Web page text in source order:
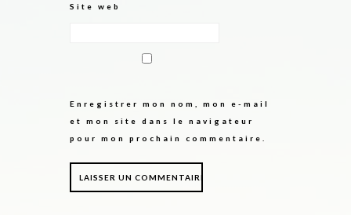
Site web
Enregistrer mon nom, mon e-mail
et mon site dans le navigateur
pour mon prochain commentaire.